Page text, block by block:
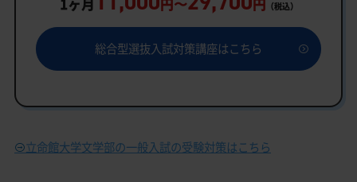
（税込）
総合型選抜入試対策講座はこちら
立命館大学文学部の一般入試の受験対策はこちら